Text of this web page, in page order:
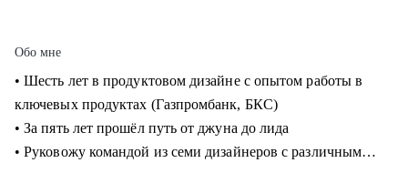
Обо мне
• Шесть лет в продуктовом дизайне с опытом работы в
ключевых продуктах (Газпромбанк, БКС)
• За пять лет прошёл путь от джуна до лида
• Руковожу командой из семи дизайнеров с различным